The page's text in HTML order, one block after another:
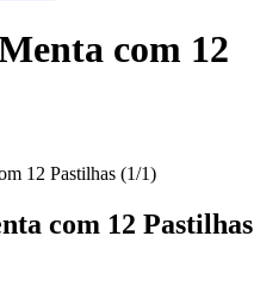
com 12
com 12 Pastilhas